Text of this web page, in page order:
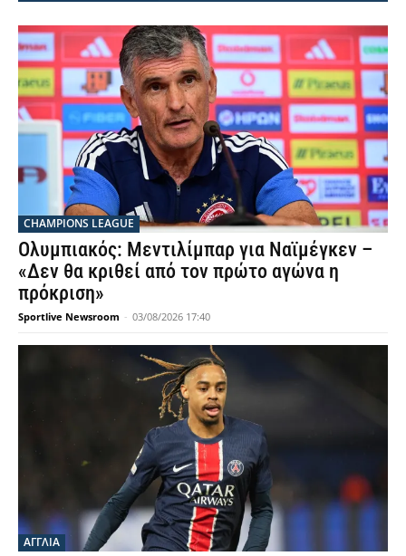
CHAMPIONS LEAGUE
Ολυμπιακός: Μεντιλίμπαρ για Ναϊμέγκεν –
«Δεν θα κριθεί από τον πρώτο αγώνα η
πρόκριση»
Sportlive Newsroom - 03/08/2026 17:40
ΑΓΓΛΙΑ